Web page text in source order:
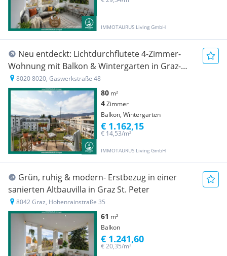
IMMOTAURUS Living GmbH
Neu entdeckt: Lichtdurchflutete 4-Zimmer-
Wohnung mit Balkon & Wintergarten in Graz-
Eggenberg
8020 8020, Gaswerkstraße 48
80 m²
4Zimmer
Balkon, Wintergarten
IMMOTAURUS Living GmbH
€ 14,53/m²
€ 1.162,15
Grün, ruhig & modern- Erstbezug in einer
sanierten Altbauvilla in Graz St. Peter
8042 Graz, Hohenrainstraße 35
61 m²
Balkon
€ 20,35/m²
€ 1.241,60